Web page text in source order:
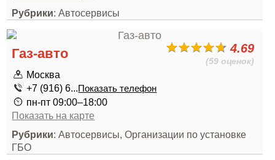
Рубрики: Автосервисы
4.69
(59 оценок)
Газ-авто
Москва
+7 (916) 6...Показать телефон
пн-пт 09:00–18:00
Показать на карте
Рубрики: Автосервисы, Организации по установке
ГБО